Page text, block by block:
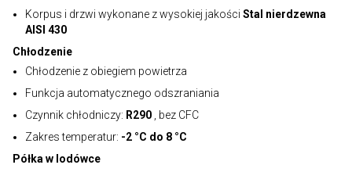
Korpus i drzwi wykonane z wysokiej jakości Stal nierdzewna
AISI 430
Chłodzenie
Chłodzenie z obiegiem powietrza
Funkcja automatycznego odszraniania
Czynnik chłodniczy: R290
, bez CFC
Zakres temperatur: -2 °C do 8 °C
Półka w lodówce